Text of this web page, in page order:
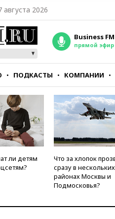
августа 2026
Business FM
прямой эфир
ПОДКАСТЫ КОМПАНИИ
ТЕСТЫ
ли детям
Что за хлопок
сразу в нескольких
районах Москвы и
Подмосковья?